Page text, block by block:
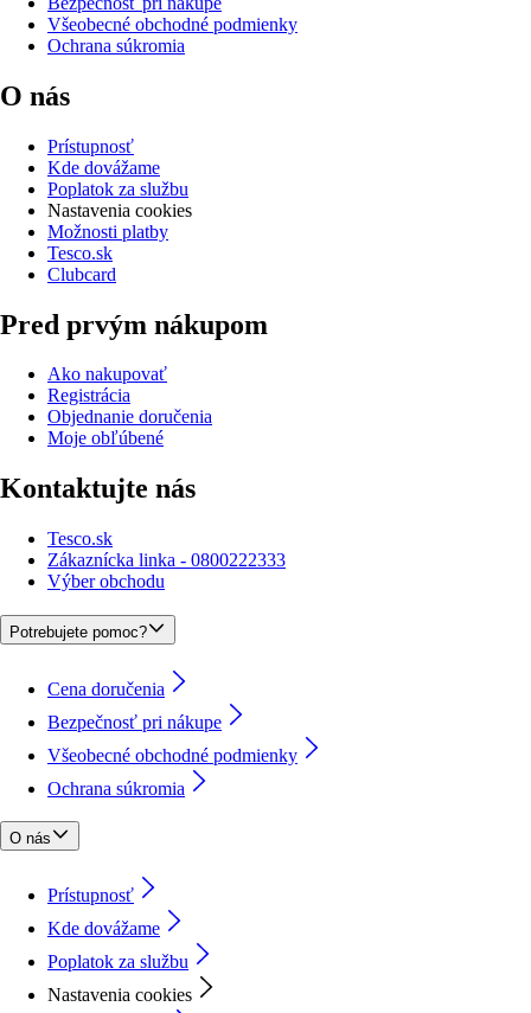
Všeobecné obchodné podmienky
Ochrana súkromia
O nás
Prístupnosť
Kde dovážame
Poplatok za službu
Nastavenia cookies
Možnosti platby
Tesco.sk
Clubcard
Pred prvým nákupom
Ako nakupovať
Registrácia
Objednanie doručenia
Moje obľúbené
Kontaktujte nás
Tesco.sk
Zákaznícka linka - 0800222333
Výber obchodu
Potrebujete pomoc?
Cena doručenia
Bezpečnosť pri nákupe
Všeobecné obchodné podmienky
Ochrana súkromia
O nás
Prístupnosť
Kde dovážame
Poplatok za službu
Nastavenia cookies